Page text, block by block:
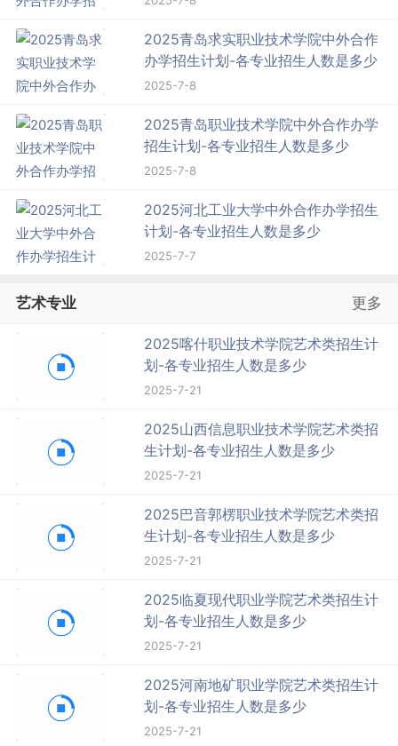
2025青岛求实职业技术学院中外合作
办学招生计划-各专业招生人数是多少
2025-7-8
2025青岛职业技术学院中外合作办学
招生计划-各专业招生人数是多少
2025-7-8
2025河北工业大学中外合作办学招生
计划-各专业招生人数是多少
2025-7-7
艺术专业 更多
2025喀什职业技术学院艺术类招生计
划-各专业招生人数是多少
2025-7-21
2025山西信息职业技术学院艺术类招
生计划-各专业招生人数是多少
2025-7-21
2025巴音郭楞职业技术学院艺术类招
生计划-各专业招生人数是多少
2025-7-21
2025临夏现代职业学院艺术类招生计
划-各专业招生人数是多少
2025-7-21
2025河南地矿职业学院艺术类招生计
划-各专业招生人数是多少
2025-7-21